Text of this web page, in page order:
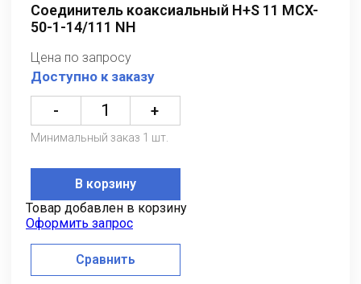
Соединитель коаксиальный H+S 11 MCX-
50-1-14/111 NH
Цена по запросу
Доступно к заказу
- +
Минимальный заказ 1 шт.
В корзину
Товар добавлен в корзину
Оформить запрос
Сравнить